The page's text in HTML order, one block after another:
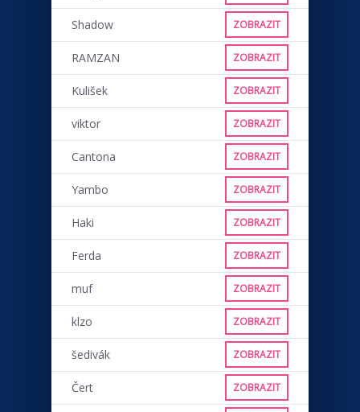
Shadow ZOBRAZIT
RAMZAN ZOBRAZIT
Kulišek ZOBRAZIT
viktor ZOBRAZIT
Cantona ZOBRAZIT
Yambo ZOBRAZIT
Haki ZOBRAZIT
Ferda ZOBRAZIT
muf ZOBRAZIT
klzo ZOBRAZIT
šedivák ZOBRAZIT
Čert ZOBRAZIT